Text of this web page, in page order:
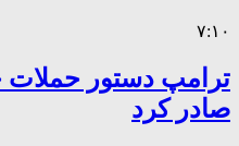
۷:۱۰
ترامپ دستور حملات
صادر کرد